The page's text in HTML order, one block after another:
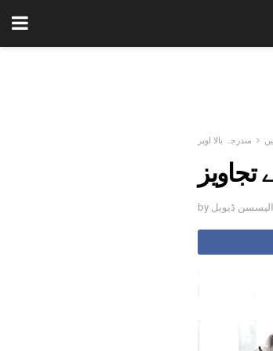
مندرجہ بالا اوپر
by الیسسن ڈیویل